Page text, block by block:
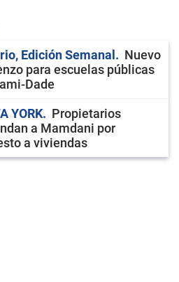
Edición Semanal
Nuevo
para escuelas públicas
Dade
YORK
Propietarios
a Mamdani por
a viviendas